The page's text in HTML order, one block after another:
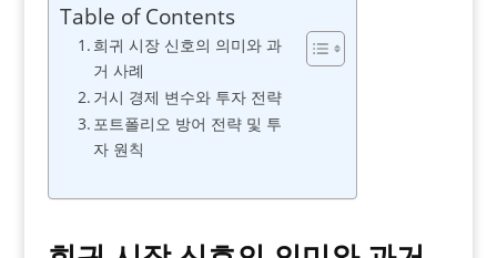
Table of Contents
희귀 시장 신호의 의미와 과
거 사례
거시 경제 변수와 투자 전략
포트폴리오 방어 전략 및 투
자 원칙